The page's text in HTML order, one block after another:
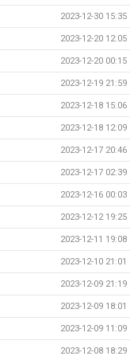
2023-12-30 15:35
2023-12-20 12:05
2023-12-20 00:15
2023-12-19 21:59
2023-12-18 15:06
2023-12-18 12:09
2023-12-17 20:46
2023-12-17 02:39
2023-12-16 00:03
2023-12-12 19:25
2023-12-11 19:08
2023-12-10 21:01
2023-12-09 21:19
2023-12-09 18:01
2023-12-09 11:09
2023-12-08 18:29